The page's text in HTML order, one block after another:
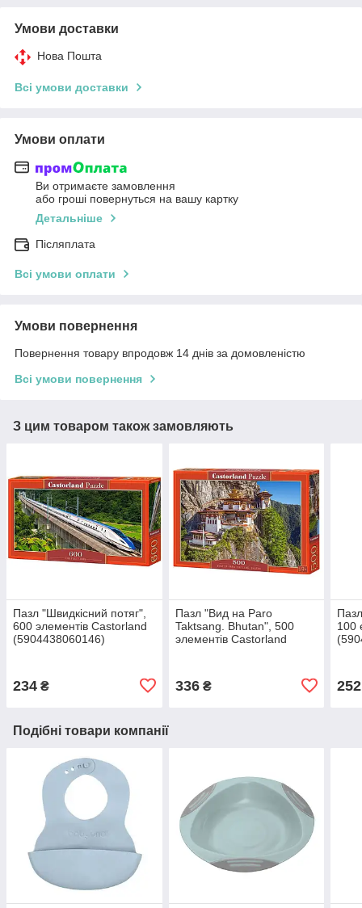
Умови доставки
Нова Пошта
Всі умови доставки
Умови оплати
Ви отримаєте замовлення
або гроші повернуться на вашу картку
Детальніше
Післяплата
Всі умови оплати
Умови повернення
Повернення товару впродовж 14 днів за домовленістю
Всі умови повернення
З цим товаром також замовляють
Пазл "Швидкісний потяг",
600 элементів Castorland
(5904438060146)
234 ₴
Пазл "Вид на Paro
Taktsang. Bhutan", 500
элементів Castorland
336₴
100
252
Подібні товари компанії